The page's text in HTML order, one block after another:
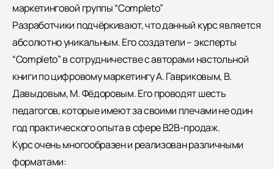
маркетинговой группы “Completo”
Разработчики подчёркивают, что данный курс является
абсолютно уникальным. Его создатели – эксперты
“Completo” в сотрудничестве с авторами настольной
книги по цифровому маркетингу А. Гавриковым, В.
Давыдовым, М. Фёдоровым. Его проводят шесть
педагогов, которые имеют за своими плечами не один
год практического опыта в сфере B2B-продаж.
Курс очень многообразен и реализован различными
форматами: